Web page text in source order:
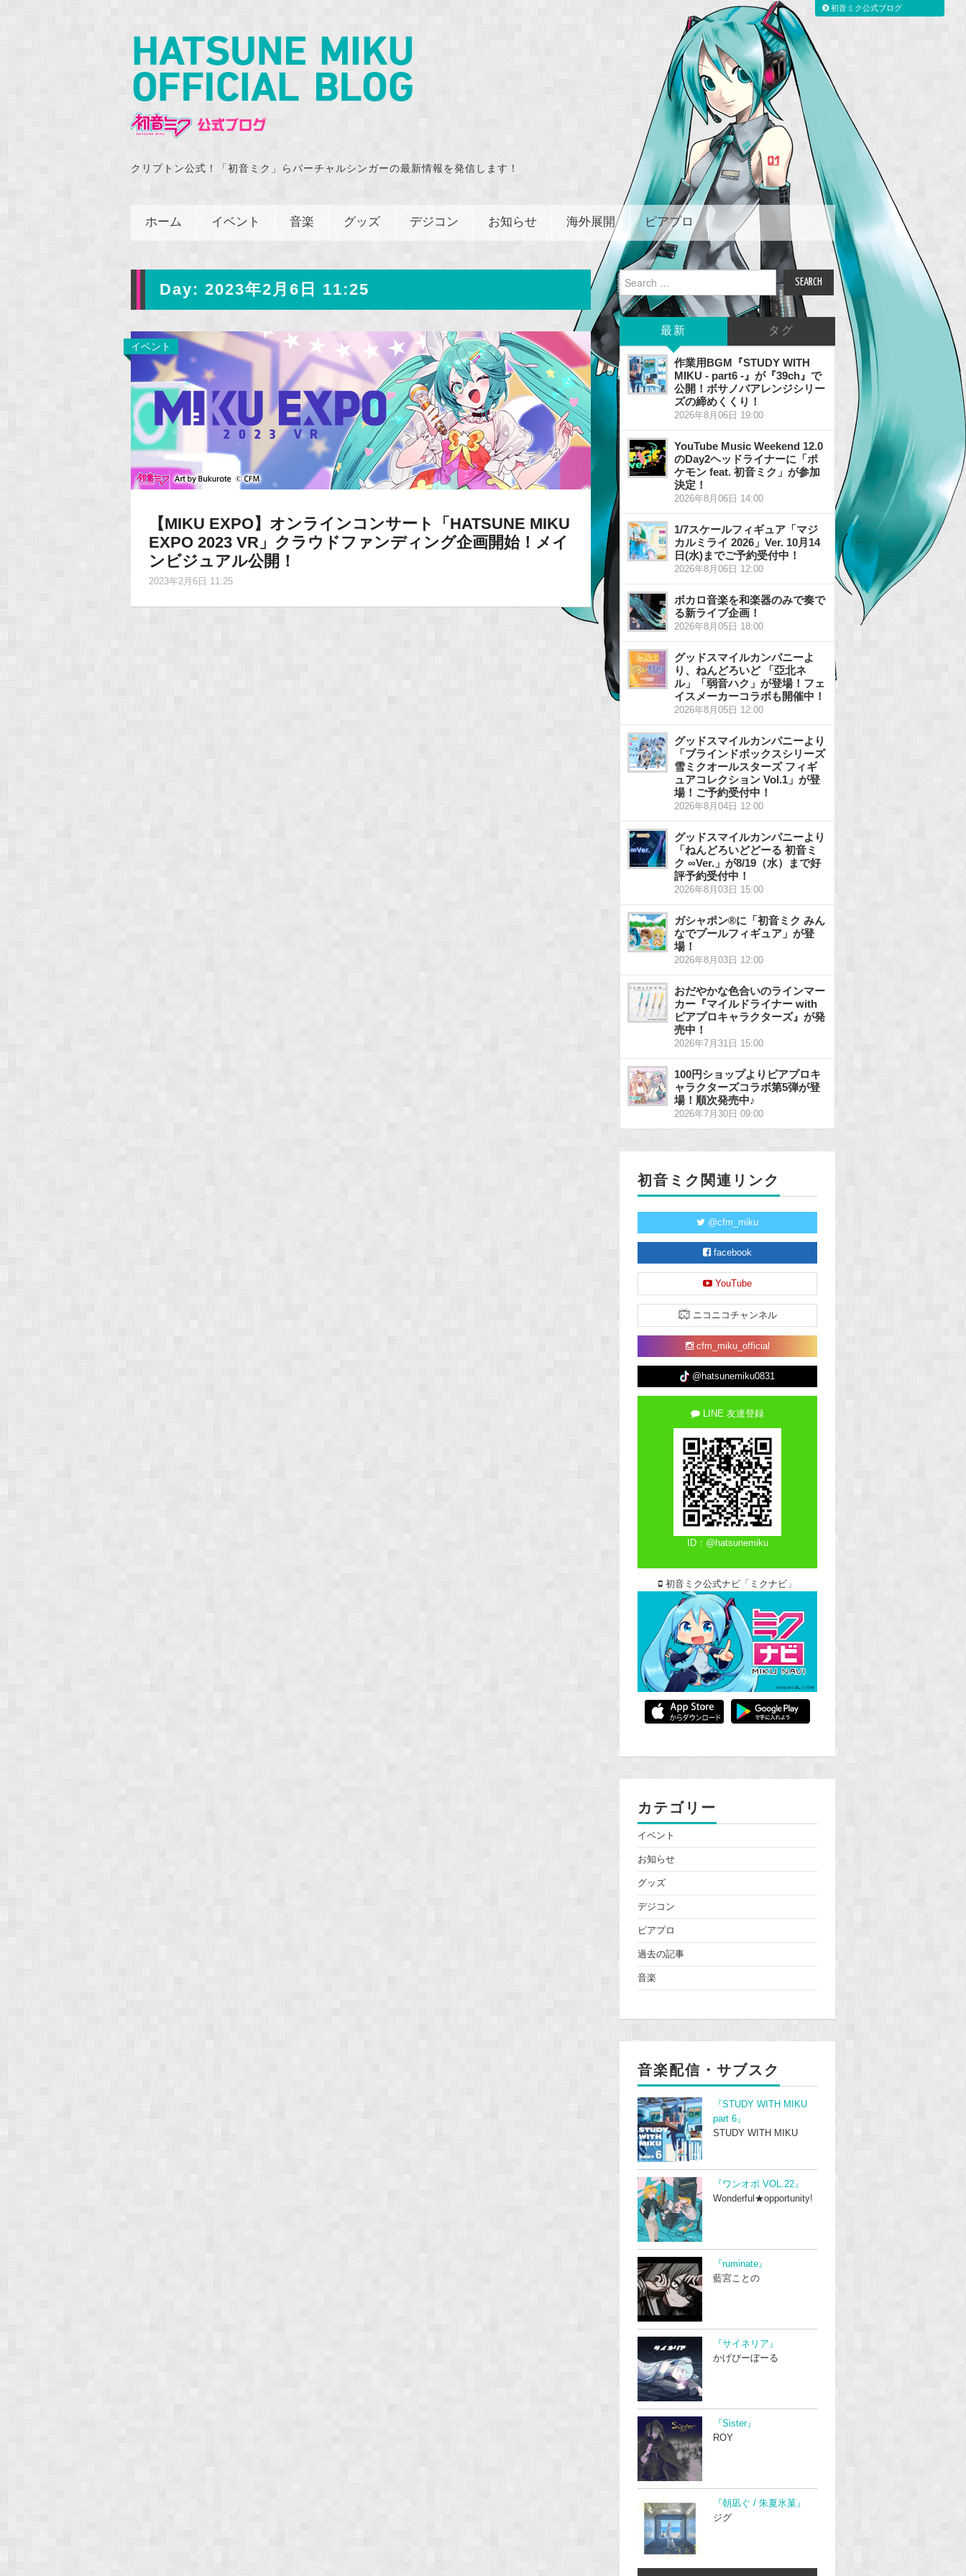
クリプトン公式！「初音ミク」らバーチャルシンガーの最新情報を発信します！
ホーム イベント 音楽 グッズ デジコン お知らせ 海外展開 ピアプロ
Day: 2023年2月6日 11:25
イベント
【MIKU EXPO】オンラインコンサート「HATSUNE MIKU
EXPO 2023 VR」クラウドファンディング企画開始！メイ
ンビジュアル公開！
2023年2月6日 11:25
Search
for:
最新 タグ
作業用BGM『STUDY WITH
MIKU - part6 -』が『39ch』で
公開！ボサノバアレンジシリー
ズの締めくくり！
2026年8月06日 19:00
YouTube Music Weekend 12.0
のDay2ヘッドライナーに「ポ
ケモン feat. 初音ミク」が参加
決定！
2026年8月06日 14:00
1/7スケールフィギュア「マジ
カルミライ 2026」Ver. 10月14
日(水)までご予約受付中！
2026年8月06日 12:00
ボカロ音楽を和楽器のみで奏で
る新ライブ企画！
2026年8月05日 18:00
グッドスマイルカンパニーよ
り、ねんどろいど 「亞北ネ
ル」「弱音ハク」が登場！フェ
イスメーカーコラボも開催中！
2026年8月05日 12:00
グッドスマイルカンパニーより
「ブラインドボックスシリーズ
雪ミクオールスターズ フィギ
ュアコレクション Vol.1」が登
場！ご予約受付中！
2026年8月04日 12:00
グッドスマイルカンパニーより
「ねんどろいどどーる 初音ミ
ク ∞Ver.」が8/19（水）まで好
評予約受付中！
2026年8月03日 15:00
ガシャポン®に「初音ミク みん
なでプールフィギュア」が登
場！
2026年8月03日 12:00
おだやかな色合いのラインマー
カー『マイルドライナー with
ピアプロキャラクターズ』が発
売中！
2026年7月31日 15:00
100円ショップよりピアプロキ
ャラクターズコラボ第5弾が登
場！順次発売中♪
2026年7月30日 09:00
初音ミク関連リンク
@cfm_miku
facebook
YouTube
ニコニコチャンネル
cfm_miku_official
@hatsunemiku0831
LINE 友達登録
ID：@hatsunemiku
初音ミク公式ナビ「ミクナビ」
カテゴリー
イベント
お知らせ
グッズ
デジコン
ピアプロ
過去の記事
音楽
音楽配信・サブスク
『STUDY WITH MIKU
part 6』
STUDY WITH MIKU
『ワンオポ VOL.22』
Wonderful★opportunity!
『ruminate』
藍宮ことの
『サイネリア』
かげぴーぼーる
『Sister』
ROY
『朝凪ぐ / 朱夏氷菓』
ジグ
初音ミク公式ブログ